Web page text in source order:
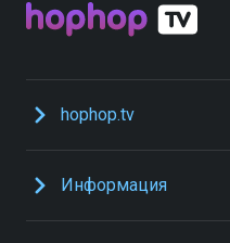
hophop.tv
Информация